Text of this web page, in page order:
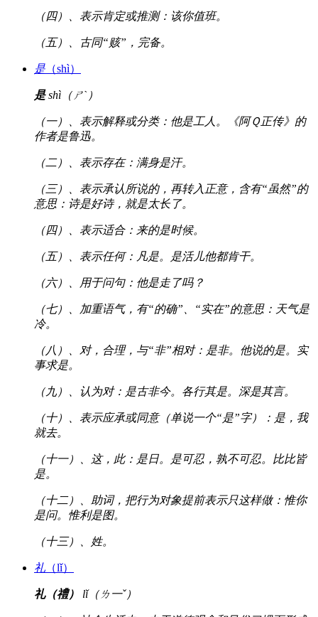
（四）、表示肯定或推测：该你值班。
（五）、古同“赅”，完备。
是 （shì）
是shì（ㄕˋ）
（一）、表示解释或分类：他是工人。《阿Ｑ正传》的
作者是鲁迅。
（二）、表示存在：满身是汗。
（三）、表示承认所说的，再转入正意，含有“虽然”的
意思：诗是好诗，就是太长了。
（四）、表示适合：来的是时候。
（五）、表示任何：凡是。是活儿他都肯干。
（六）、用于问句：他是走了吗？
（七）、加重语气，有“的确”、“实在”的意思：天气是
冷。
（八）、对，合理，与“非”相对：是非。他说的是。实
事求是。
（九）、认为对：是古非今。各行其是。深是其言。
（十）、表示应承或同意（单说一个“是”字）：是，我
就去。
（十一）、这，此：是日。是可忍，孰不可忍。比比皆
是。
（十二）、助词，把行为对象提前表示只这样做：惟你
是问。惟利是图。
（十三）、姓。
礼 （lǐ）
礼（禮） lǐ（ㄌ一ˇ）